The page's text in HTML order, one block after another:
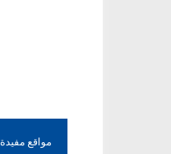
مواقع مفيدة